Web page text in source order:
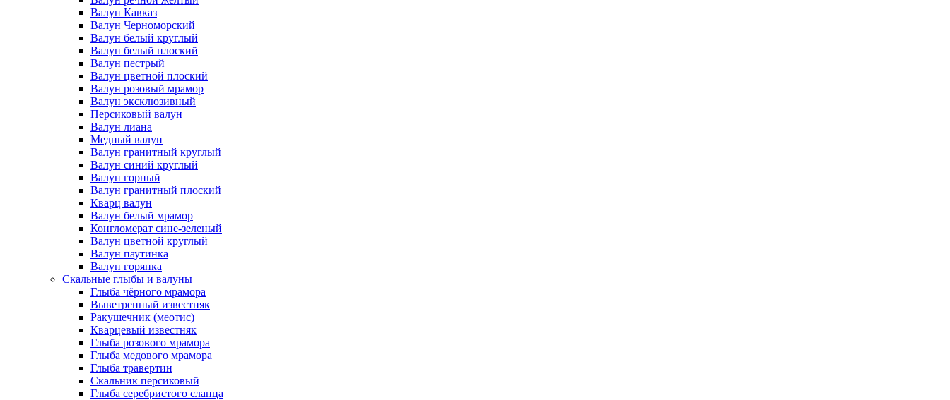
Валун Кавказ
Валун Черноморский
Валун белый круглый
Валун белый плоский
Валун пестрый
Валун цветной плоский
Валун розовый мрамор
Валун эксклюзивный
Персиковый валун
Валун лиана
Медный валун
Валун гранитный круглый
Валун синий круглый
Валун горный
Валун гранитный плоский
Кварц валун
Валун белый мрамор
Конгломерат сине-зеленый
Валун цветной круглый
Валун паутинка
Валун горянка
Скальные глыбы и валуны
Глыба чёрного мрамора
Выветренный известняк
Ракушечник (меотис)
Кварцевый известняк
Глыба розового мрамора
Глыба медового мрамора
Глыба травертин
Скальник персиковый
Глыба серебристого сланца